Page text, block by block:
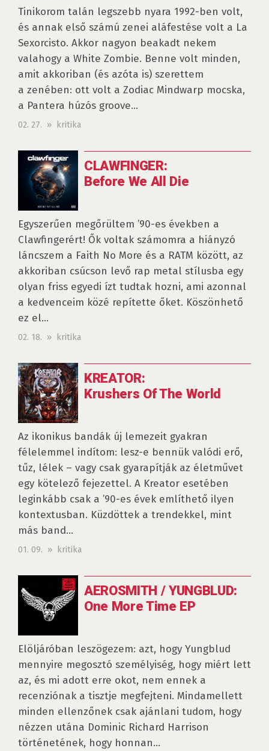
Tinikorom talán legszebb nyara 1992-ben volt,
és annak első számú zenei aláfestése volt a La
Sexorcisto. Akkor nagyon beakadt nekem
valahogy a White Zombie. Benne volt minden,
amit akkoriban (és azóta is) szerettem
a zenében: ott volt a Zodiac Mindwarp mocska,
a Pantera húzós groove...
02. 27. » kritika
CLAWFINGER:
Before We All Die
Egyszerűen megőrültem ’90-es években a
Clawfingerért! Ők voltak számomra a hiányzó
láncszem a Faith No More és a RATM között, az
akkoriban csúcson levő rap metal stílusba egy
olyan friss egyedi ízt tudtak hozni, ami azonnal
a kedvenceim közé repítette őket. Köszönhető
ez el...
02. 18. » kritika
KREATOR:
Krushers Of The World
Az ikonikus bandák új lemezeit gyakran
félelemmel indítom: lesz-e bennük valódi erő,
tűz, lélek – vagy csak gyarapítják az életművet
egy kötelező fejezettel. A Kreator esetében
leginkább csak a ’90-es évek említhető ilyen
kontextusban. Küzdöttek a trendekkel, mint
más band...
01. 09. » kritika
AEROSMITH / YUNGBLUD:
One More Time EP
Elöljáróban leszögezem: azt, hogy Yungblud
mennyire megosztó személyiség, hogy miért lett
az, és mi adott erre okot, nem ennek a
recenziónak a tisztje megfejteni. Mindamellett
minden ellenzőnek csak ajánlani tudom, hogy
nézzen utána Dominic Richard Harrison
történetének, hogy honnan...